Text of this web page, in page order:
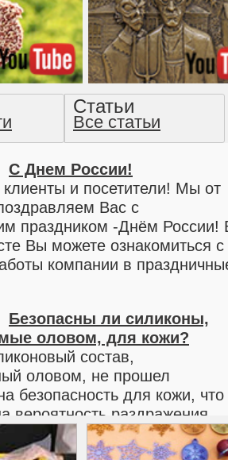
Американская готика -
прочтение методом
Статьи
Все статьи
С Днем России!
и посетители! Мы от
Вас с
праздником -Днём России!
Вы можете ознакомиться с
компании в
С 8 марта!
Вас с наступающим
женским днем 8 марта!
можно ознакомиться с
компании в
Безопасны ли силиконы,
оловом, для кожи?
состав,
оловом, не прошел
безопасность для кожи, что
вероятность раздражения